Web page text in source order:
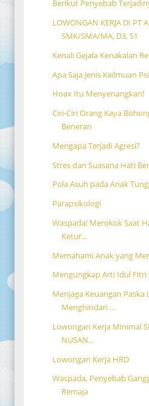
Berikut Penyebab
LOWONGAN KERJA DI PT
SMK/SMA/MA, D3, S1
Kenali Gejala Kenakalan
Apa Saja Jenis Keilmuan
Hoax Itu Menyenangkan!
Ciri-Ciri Orang Kaya
Beneran
Mengapa Terjadi Agresi?
Stres dan Suasana Hati
Pola Asuh pada Anak
Parapsikologi
Waspada! Merokok Saat
Ketur...
Memahami Anak yang
Mengungkap Arti Idul Fitri
Menjaga Keuangan Paska
Menghindari ...
Lowongan Kerja Minimal
NUSAN...
Lowongan Kerja HRD
Waspada, Penyebab
Remaja